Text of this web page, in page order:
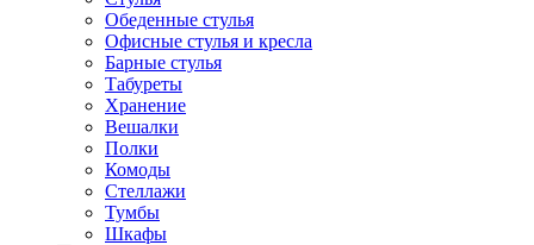
Обеденные стулья
Офисные стулья и кресла
Барные стулья
Табуреты
Хранение
Вешалки
Полки
Комоды
Стеллажи
Тумбы
Шкафы